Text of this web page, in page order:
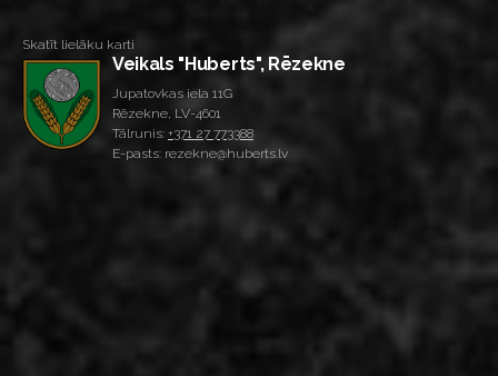
Skatīt lielāku karti
Veikals "Huberts", Rēzekne
Jupatovkas iela 11G
Rēzekne, LV-4601
Tālrunis: +371 27 773388
E-pasts: rezekne@huberts.lv